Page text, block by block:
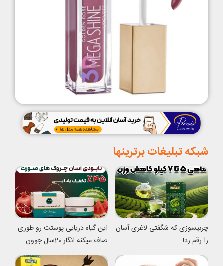
شبکه تبلیغات برترینها
چربیسوزی که شگفتی لاغری آسان
را رقم زد!
این گیاه دریایی پوستت رو طوری
صاف میکنه انگار 20سال جوون
شدی